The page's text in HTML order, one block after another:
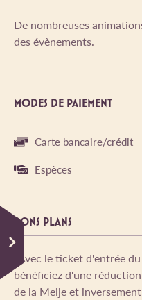
De nombreuses
des évènements.
MODES DE PAIEMENT
Carte bancaire/crédit
Espèces
BONS PLANS
*Avec le ticket d'entrée
bénéficiez d'une
de la Meije et